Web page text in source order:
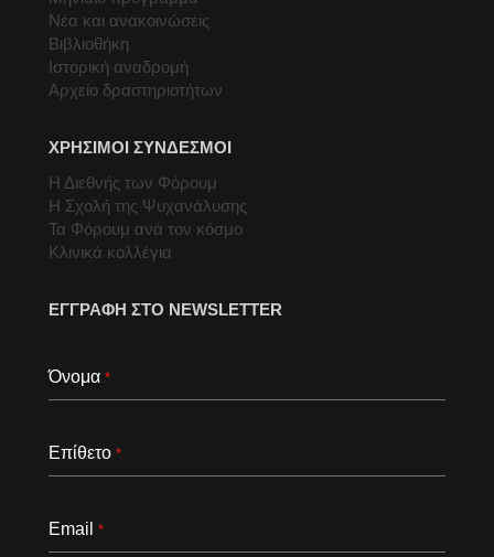
Νέα και ανακοινώσεις
Βιβλιοθήκη
Ιστορική αναδρομή
Αρχείο δραστηριοτήτων
ΧΡΗΣΙΜΟΙ ΣΥΝΔΕΣΜΟΙ
Η Διεθνής των Φόρουμ
Η Σχολή της Ψυχανάλυσης
Τα Φόρουμ ανά τον κόσμο
Κλινικά κολλέγια
ΕΓΓΡΑΦΗ ΣΤΟ NEWSLETTER
Όνομα *
Επίθετο *
Email *